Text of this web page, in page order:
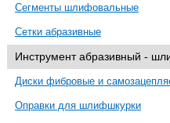
Сегменты шлифовальные
Сетки абразивные
Инструмент абразивный -
Диски фибровые и
Оправки для шлифшкурки